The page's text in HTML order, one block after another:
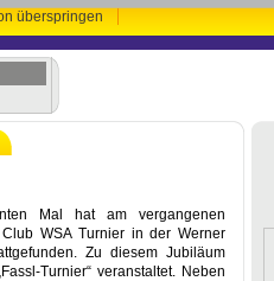
überspringen
Mal hat am vergangenen
WSA Turnier in der Werner
Zu diesem Jubiläum
Turnier“ veranstaltet. Neben